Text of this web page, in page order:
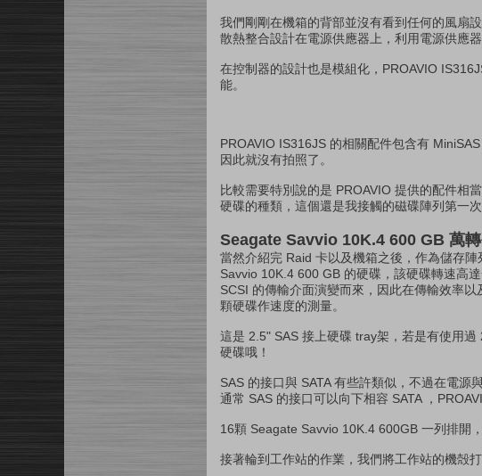
我們剛剛在機箱的背部並沒有看到任何的風扇
散熱整合設計在電源供應器上，利用電源供應
在控制器的設計也是模組化，PROAVIO
能。
PROAVIO IS316JS 的相關配件包含有
因此就沒有拍照了。
比較需要特別說的是 PROAVIO 提供的配件相
硬碟的種類，這個還是我接觸的磁碟陣列第一次
Seagate Savvio 10K.4 600 GB 萬
當然介紹完 Raid 卡以及機箱之後，作為儲存
Savvio 10K.4 600 GB 的硬碟，該硬碟轉速高
SCSI 的傳輸介面演變而來，因此在傳輸效率
顆硬碟作速度的測量。
這是 2.5" SAS 接上硬碟 tray架，若是有使用
硬碟哦！
SAS 的接口與 SATA 有些許類似，不過在電源
通常 SAS 的接口可以向下相容 SATA ，
16顆 Seagate Savvio 10K.4 600GB 一列排開，
接著輪到工作站的作業，我們將工作站的機殻